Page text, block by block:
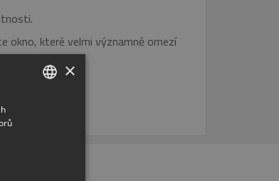
okno, které velmi významně omezí
×